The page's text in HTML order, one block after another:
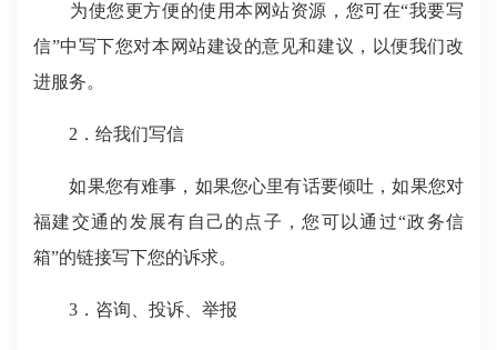
为使您更方便的使用本网站资源，您可在“我要写
信”中写下您对本网站建设的意见和建议，以便我们改
进服务。
2．给我们写信
如果您有难事，如果您心里有话要倾吐，如果您对
福建交通的发展有自己的点子，您可以通过“政务信
箱”的链接写下您的诉求。
3．咨询、投诉、举报